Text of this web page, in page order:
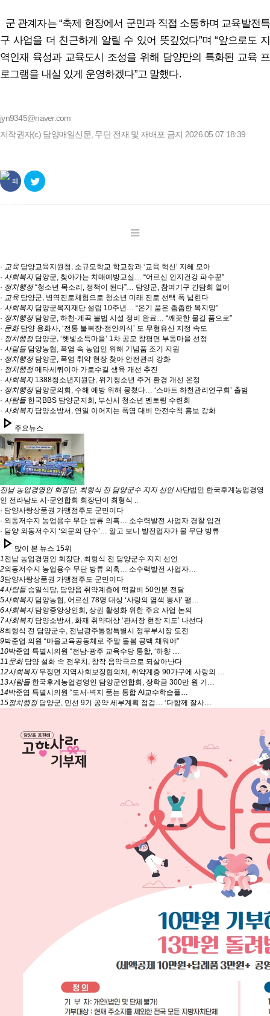
군 관계자는 “축제 현장에서 군민과 직접 소통하며 교육발전특
구 사업을 더 친근하게 알릴 수 있어 뜻깊었다”며 “앞으로도 지
역인재 육성과 교육도시 조성을 위해 담양만의 특화된 교육 프
로그램을 내실 있게 운영하겠다”고 말했다.
jyn9345@naver.com
저작권자(c) 담양매일신문, 무단 전재 및 재배포 금지 2026.05.07 18:39
· 교육 담양교육지원청, 소규모학교 학교장과 ‘교육 혁신’ 지혜 모아
· 사회복지담양군, 찾아가는 치매예방교실… “어르신 인지건강 파수꾼”
· 정치행정“청소년 목소리, 정책이 된다”… 담양군, 참여기구 간담회 열어
· 교육 담양군, 병역진로체험으로 청소년 미래 진로 선택 폭 넓힌다
· 사회복지담양군복지재단 설립 10주년… “온기 품은 촘촘한 복지망”
· 정치행정담양군, 하천·계곡 불법 시설 정비 완료… “깨끗한 물길 품으로”
· 문화담양 용화사, ‘전통 불복장·점안의식’ 도 무형유산 지정 속도
· 정치행정담양군, ‘햇빛소득마을’ 1차 공모 창평면 부동마을 선정
· 사람들 담양농협, 폭염 속 농업인 위해 기념품 조기 지원
· 정치행정담양군, 폭염 취약 현장 찾아 안전관리 강화
· 정치행정메타세쿼이아 가로수길 생육 개선 추진
· 사회복지1388청소년지원단, 위기청소년 주거 환경 개선 온정
· 정치행정담양군의회, 수해 예방 위해 뭉쳤다… ‘스마트 하천관리연구회’ 출범
· 사람들 한국BBS 담양군지회, 부산서 청소년 멘토링 수련회
· 사회복지담양소방서, 연일 이어지는 폭염 대비 안전수칙 홍보 강화
play_arrow 주요뉴스
전남 농업경영인 회장단, 최형식 전 담양군수 지지 선언 사단법인 한국후계농업경영
인 전라남도 시·군연합회 회장단이 최형식 ..
· 담양사랑상품권 가맹점주도 군민이다
· 외동저수지 농업용수 무단 방류 의혹… 소수력발전 사업자 경찰 입건
· 담양 외동저수지 ‘의문의 단수’… 알고 보니 발전업자가 물 무단 방류
play_arrow 많이 본 뉴스 15위
1 전남 농업경영인 회장단, 최형식 전 담양군수 지지 선언
2외동저수지 농업용수 무단 방류 의혹… 소수력발전 사업자…
3담양사랑상품권 가맹점주도 군민이다
4사람들 승일식당, 담양읍 취약계층에 떡갈비 50인분 전달
5사회복지담양농협, 어르신 78명 대상 ‘사랑의 염색 봉사’ 펼…
6사회복지담양중앙상인회, 상권 활성화 위한 주요 사업 논의
7사회복지담양소방서, 화재 취약대상 ‘관서장 현장 지도’ 나선다
8최형식 전 담양군수, 전남광주통합특별시 정무부시장 도전
9박준엽 의원 “마을교육공동체로 주말 돌봄 공백 채워야”
10박준엽 특별시의원 “전남·광주 교육수당 통합, ‘하향 …
11 문화담양 설화 속 전우치, 창작 음악극으로 되살아난다
12사회복지무정면 지역사회보장협의체, 취약계층 90가구에 사랑의 …
13사람들 한국후계농업경영인 담양군연합회, 장학금 300만 원 기…
14박준엽 특별시의원 “도서·벽지 품는 통합 AI교수학습플…
15정치행정담양군, 민선 9기 공약 세부계획 점검… ‘다함께 잘사…